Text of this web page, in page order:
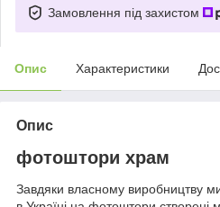
Замовлення під захистом
Опис Характеристики
Опис
фотоштори храм
Завдяки власному виробництву